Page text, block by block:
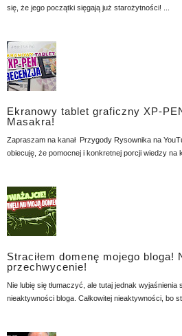
się, że jego początki sięgają już starożytności! ...
Ekranowy tablet graficzny XP-
Masakra!
Zapraszam na kanał Przygody Rysownika na
obiecuję, że pomocnej i konkretnej porcji wiedzy na
Straciłem domenę mojego bloga!
przechwycenie!
Nie lubię się tłumaczyć, ale tutaj jednak wyjaśnienia
nieaktywności bloga. Całkowitej nieaktywności, bo